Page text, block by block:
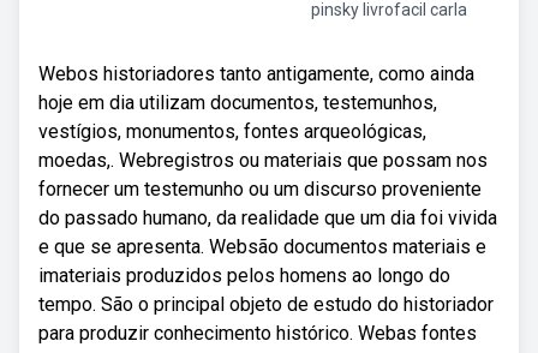
pinsky livrofacil carla
Webos historiadores tanto antigamente, como ainda
hoje em dia utilizam documentos, testemunhos,
vestígios, monumentos, fontes arqueológicas,
moedas,. Webregistros ou materiais que possam nos
fornecer um testemunho ou um discurso proveniente
do passado humano, da realidade que um dia foi vivida
e que se apresenta. Websão documentos materiais e
imateriais produzidos pelos homens ao longo do
tempo. São o principal objeto de estudo do historiador
para produzir conhecimento histórico. Webas fontes